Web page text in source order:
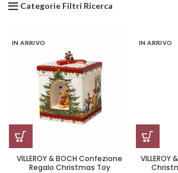
Categorie Filtri Ricerca
IN ARRIVO
VILLEROY & BOCH Confezione
Regalo Christmas Toy
IN ARRIVO